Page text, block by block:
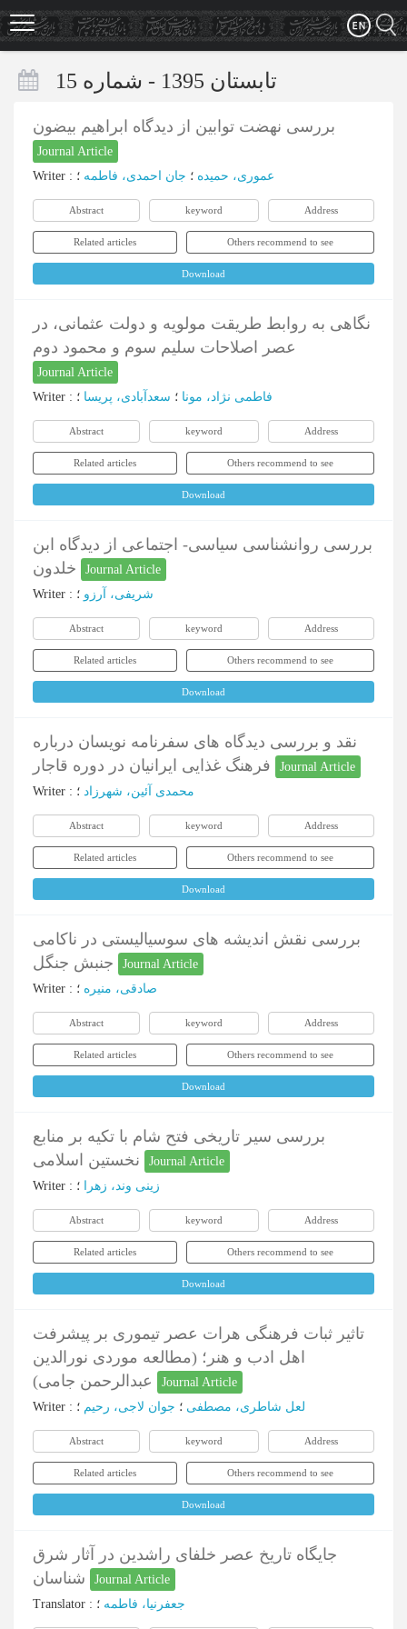
Skip
to
main
تابستان 1395 - شماره 15
بررسی نهضت توابین از دیدگاه ابراهیم بیضون
Journal Article
Writer : عموری، حمیده ؛ جان احمدی، فاطمه ؛
Abstract keyword Address
Related articles Others recommend to see
Download
نگاهی به روابط طریقت مولویه و دولت عثمانی، در
عصر اصلاحات سلیم سوم و محمود دوم
Journal Article
Writer : فاطمی نژاد، مونا ؛ سعدآبادی، پریسا ؛
Abstract keyword Address
Related articles Others recommend to see
Download
بررسی روانشناسی سیاسی- اجتماعی از دیدگاه ابن
Journal Article
Writer : شریفی، آرزو ؛
Abstract keyword Address
Related articles Others recommend to see
Download
نقد و بررسی دیدگاه های سفرنامه نویسان درباره
Journal Article
Writer : محمدی آئین، شهرزاد ؛
Abstract keyword Address
Related articles Others recommend to see
Download
بررسی نقش اندیشه های سوسیالیستی در ناکامی
Journal Article
Writer : صادقی، منیره ؛
Abstract keyword Address
Related articles Others recommend to see
Download
بررسی سیر تاریخی فتح شام با تکیه بر منابع
Journal Article
Writer : زینی وند، زهرا ؛
Abstract keyword Address
Related articles Others recommend to see
Download
تاثیر ثبات فرهنگی هرات عصر تیموری بر پیشرفت
اهل ادب و هنر؛ (مطالعه موردی نورالدین
Journal Article
Writer : لعل شاطری، مصطفی ؛ جوان لاجی، رحیم ؛
Abstract keyword Address
Related articles Others recommend to see
Download
جایگاه تاریخ عصر خلفای راشدین در آثار شرق
Journal Article
Translator : جعفرنیا، فاطمه ؛